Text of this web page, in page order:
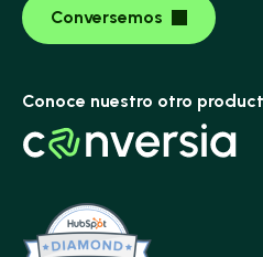
Conversemos
Conoce nuestro otro